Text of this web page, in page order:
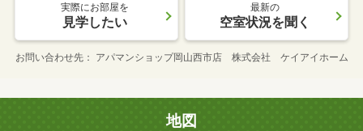
実際にお部屋を
見学したい
最新の
空室状況を聞く
お問い合わせ先 アパマンショップ岡山西市店 株式会社 ケイアイホーム
地図